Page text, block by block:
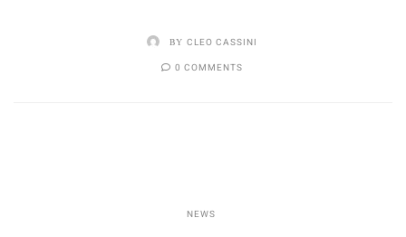
BY CLEO CASSINI
0 COMMENTS
NEWS